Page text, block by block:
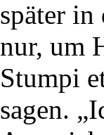
später
nur, um
Stumpi
sagen.